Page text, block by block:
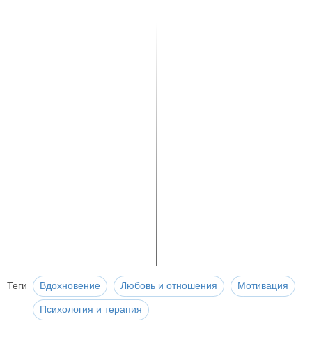
Теги Вдохновение Любовь и отношения Мотивация
Психология и терапия